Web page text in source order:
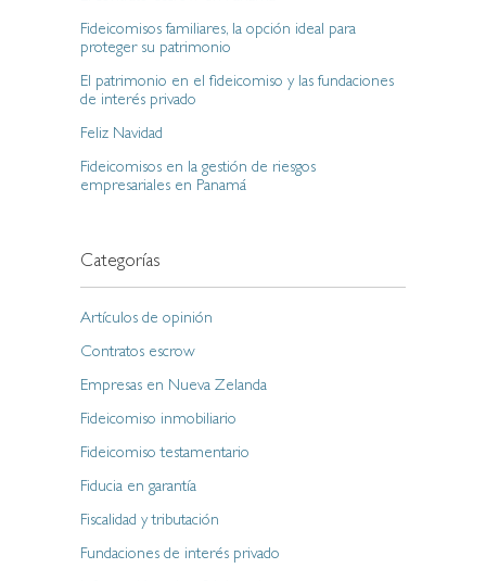
Fideicomisos familiares, la opción ideal para
proteger su patrimonio
El patrimonio en el fideicomiso y las fundaciones
de interés privado
Feliz Navidad
Fideicomisos en la gestión de riesgos
empresariales en Panamá
Categorías
Artículos de opinión
Contratos escrow
Empresas en Nueva Zelanda
Fideicomiso inmobiliario
Fideicomiso testamentario
Fiducia en garantía
Fiscalidad y tributación
Fundaciones de interés privado